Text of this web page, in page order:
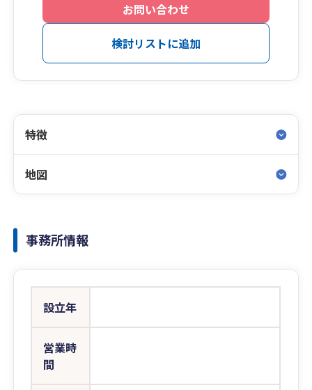
お問い合わせ
検討リストに追加
特徴
地図
事務所情報
設立年
営業時
間